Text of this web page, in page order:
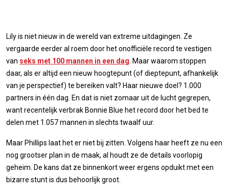
Lily is niet nieuw in de wereld van extreme uitdagingen. Ze
vergaarde eerder al roem door het onofficiële record te vestigen
van seks met 100 mannen in een dag . Maar waarom stoppen
daar, als er altijd een nieuw hoogtepunt (of dieptepunt, afhankelijk
van je perspectief) te bereiken valt? Haar nieuwe doel? 1.000
partners in één dag. En dat is niet zomaar uit de lucht gegrepen,
want recentelijk verbrak Bonnie Blue het record door het bed te
delen met 1.057 mannen in slechts twaalf uur.
Maar Phillips laat het er niet bij zitten. Volgens haar heeft ze nu een
nog grootser plan in de maak, al houdt ze de details voorlopig
geheim. De kans dat ze binnenkort weer ergens opduikt met een
bizarre stunt is dus behoorlijk groot.